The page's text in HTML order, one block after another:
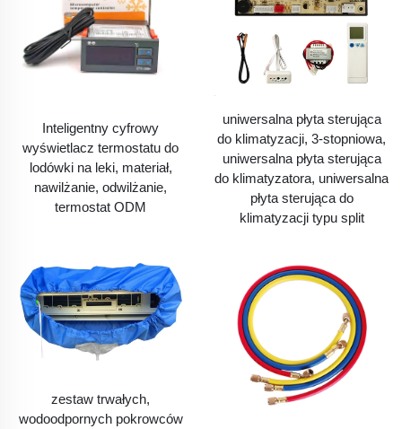
Inteligentny cyfrowy
wyświetlacz termostatu do
lodówki na leki, materiał,
nawilżanie, odwilżanie,
termostat ODM
uniwersalna płyta sterująca
do klimatyzacji, 3-stopniowa,
uniwersalna płyta sterująca
do klimatyzatora, uniwersalna
płyta sterująca do
klimatyzacji typu split
zestaw trwałych,
wodoodpornych pokrowców